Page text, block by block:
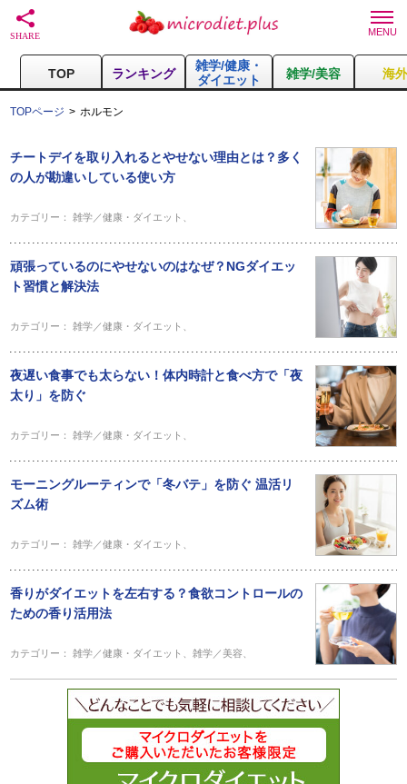
TOP ランキング
雑学/健康・
ダイエット
雑学/美容 海
TOPページ ホルモン
チートデイを取り入れるとやせない理由とは？多く
の人が勘違いしている使い方
カテゴリー：雑学／健康・ダイエット
頑張っているのにやせないのはなぜ？NGダイエッ
ト習慣と解決法
カテゴリー：雑学／健康・ダイエット
夜遅い食事でも太らない！体内時計と食べ方で「夜
太り」を防ぐ
カテゴリー：雑学／健康・ダイエット
モーニングルーティンで「冬バテ」を防ぐ 温活リ
ズム術
カテゴリー：雑学／健康・ダイエット
香りがダイエットを左右する？食欲コントロールの
ための香り活用法
カテゴリー：雑学／健康・ダイエット 、雑学／美容